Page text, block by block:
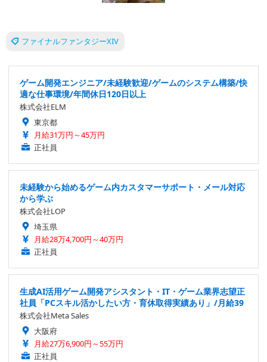
ファイナルファンタジーXIV
ゲーム開発エンジニア/未経験歓迎/ゲームのシステム構築/快
適な仕事環境/年間休日120日以上
株式会社ELM
東京都
月給31万円～45万円
正社員
未経験から始めるゲーム内カスタマーサポート・メール対応
から学ぶ
株式会社LOP
埼玉県
月給28万4,700円～40万円
正社員
生成AI活用ゲーム開発アシスタント・IT・ゲーム業界志望正
社員「PCスキル活かしたい方・育休取得実績あり」/月給39
株式会社Meta Sales
大阪府
月給27万6,900円～55万円
正社員